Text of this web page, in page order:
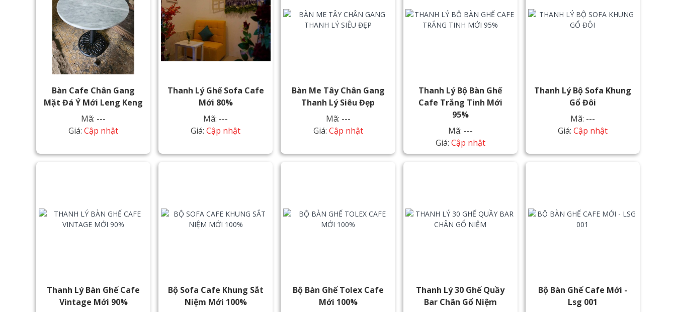
Bàn Cafe Chân Gang
Mặt Đá Ý Mới Leng Keng
Mã: ---
Giá:Cập nhật
Thanh Lý Ghế Sofa Cafe
Mới 80%
Mã: ---
Giá:Cập nhật
Bàn Me Tây Chân Gang
Thanh Lý Siêu Đẹp
Mã: ---
Giá: Cập nhật
Thanh Lý Bộ Bàn Ghế
Cafe Trắng Tinh Mới
95%
Mã: ---
Giá: Cập nhật
Thanh Lý Bộ Sofa Khung
Gổ Đôi
Mã: ---
Giá: Cập nhật
Thanh Lý Bàn Ghế Cafe
Vintage Mới 90%
Bộ Sofa Cafe Khung Sắt
Niệm Mới 100%
Bộ Bàn Ghế Tolex Cafe
Mới 100%
Thanh Lý 30 Ghế Quầy
Bar Chân Gổ Niệm
Bộ Bàn Ghế Cafe Mới -
Lsg 001